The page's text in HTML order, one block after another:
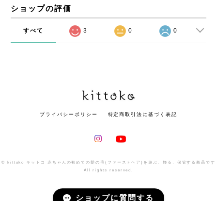
ショップの評価
すべて 3 0 0
プライバシーポリシー 特定商取引法に基づく表記
© kittoko キットコ 赤ちゃんの初めての髪の毛(ファーストヘア)を遊ぶ、飾る、保管する商品です
All rights reserved.
ショップに質問する